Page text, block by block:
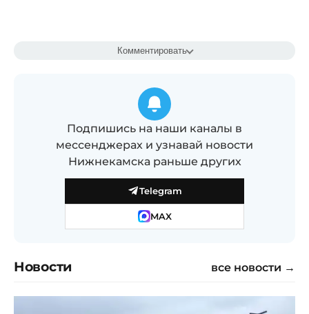
Комментировать
Подпишись на наши каналы в
мессенджерах и узнавай новости
Нижнекамска раньше других
Telegram
MAX
Новости все новости →